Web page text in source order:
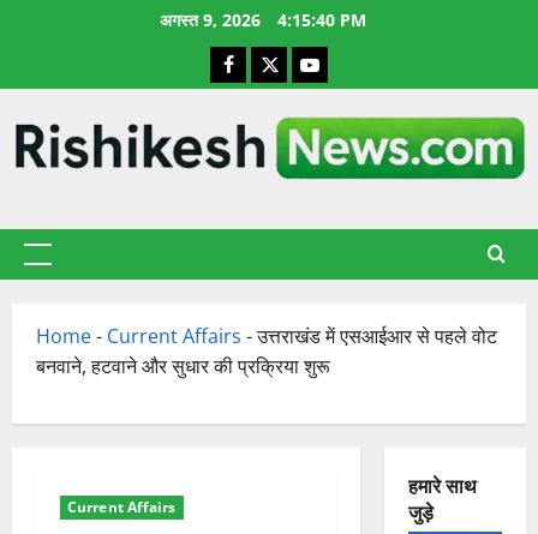
अगस्त 9, 2026 4:15:41 PM
Facebook
X YouTube
प्राथमिक
Home- Current Affairs -उत्तराखंड में एसआईआर से पहले वोट
बनवाने, हटवाने और सुधार की प्रक्रिया शुरू
Current Affairs
हमारे साथ
जुड़े